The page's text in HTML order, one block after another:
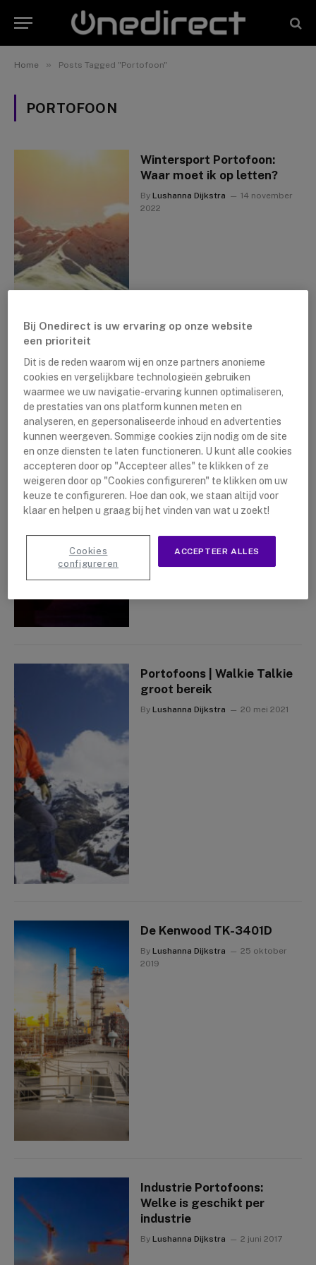
Home » Posts Tagged "Portofoon"
PORTOFOON
Wintersport Portofoon:
Waar moet ik op letten?
By Lushanna Dijkstra
14 november
2022
Portofoon kiezen: 5
Stappen
By Lushanna Dijkstra
11 november
2022
Portofoons | Walkie Talkie
groot bereik
By Lushanna Dijkstra 20 mei 2021
De Kenwood TK-3401D
By Lushanna Dijkstra
25 oktober
2019
Industrie Portofoons:
Welke is geschikt per
industrie
By Lushanna Dijkstra 2 juni 2017
Bij Onedirect is uw ervaring op onze website
een prioriteit
Dit is de reden waarom wij en onze partners anonieme
cookies en vergelijkbare technologieën gebruiken
waarmee we uw navigatie-ervaring kunnen optimaliseren,
de prestaties van ons platform kunnen meten en
analyseren, en gepersonaliseerde inhoud en advertenties
kunnen weergeven. Sommige cookies zijn nodig om de site
en onze diensten te laten functioneren. U kunt alle cookies
accepteren door op "Accepteer alles" te klikken of ze
weigeren door op "Cookies configureren" te klikken om uw
keuze te configureren. Hoe dan ook, we staan altijd voor
klaar en helpen u graag bij het vinden van wat u zoekt!
ACCEPTEER ALLES
Cookies
configureren